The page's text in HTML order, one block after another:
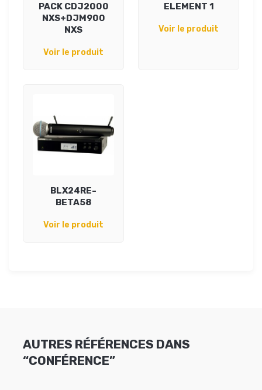
PACK CDJ2000
NXS+DJM900
NXS
Voir le produit
ELEMENT 1
Voir le produit
BLX24RE-
BETA58
Voir le produit
AUTRES RÉFÉRENCES DANS
“CONFÉRENCE”